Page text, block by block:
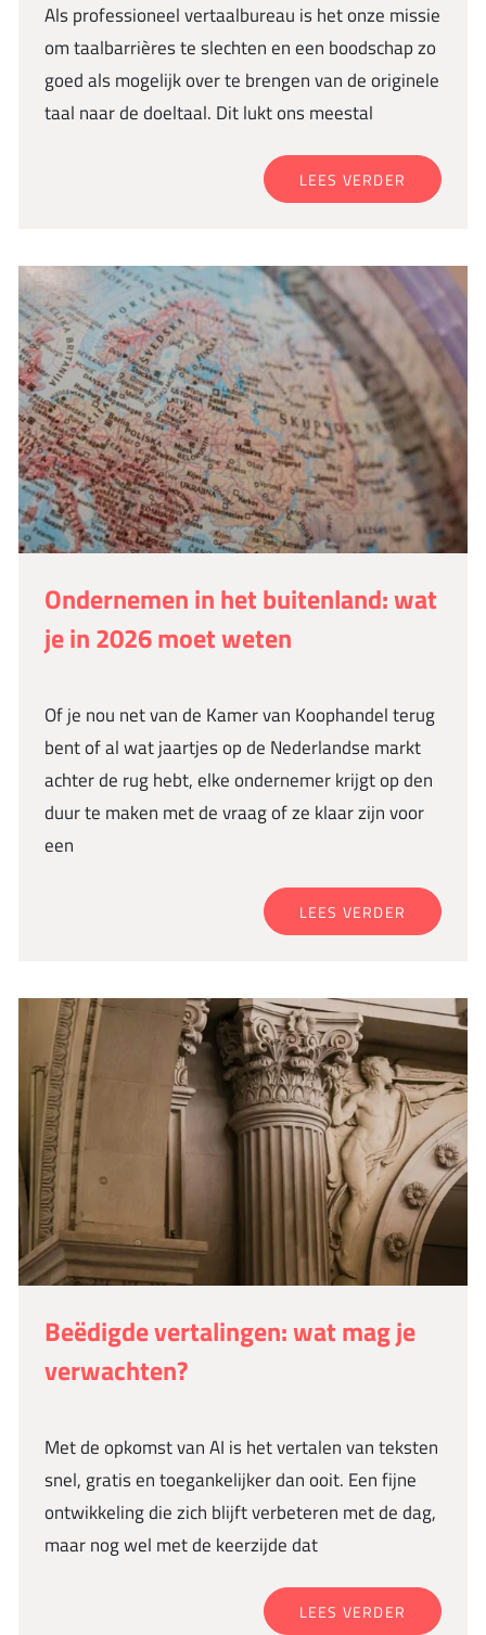
Als professioneel vertaalbureau is het onze missie
om taalbarrières te slechten en een boodschap zo
goed als mogelijk over te brengen van de originele
taal naar de doeltaal. Dit lukt ons meestal
LEES VERDER
Ondernemen in het buitenland: wat
je in 2026 moet weten
Of je nou net van de Kamer van Koophandel terug
bent of al wat jaartjes op de Nederlandse markt
achter de rug hebt, elke ondernemer krijgt op den
duur te maken met de vraag of ze klaar zijn voor
een
LEES VERDER
Beëdigde vertalingen: wat mag je
verwachten?
Met de opkomst van AI is het vertalen van teksten
snel, gratis en toegankelijker dan ooit. Een fijne
ontwikkeling die zich blijft verbeteren met de dag,
maar nog wel met de keerzijde dat
LEES VERDER